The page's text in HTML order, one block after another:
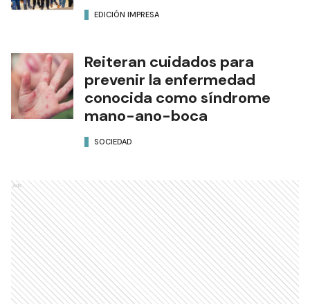
EDICIÓN IMPRESA
Reiteran cuidados para
prevenir la enfermedad
conocida como síndrome
mano-ano-boca
SOCIEDAD
Ads